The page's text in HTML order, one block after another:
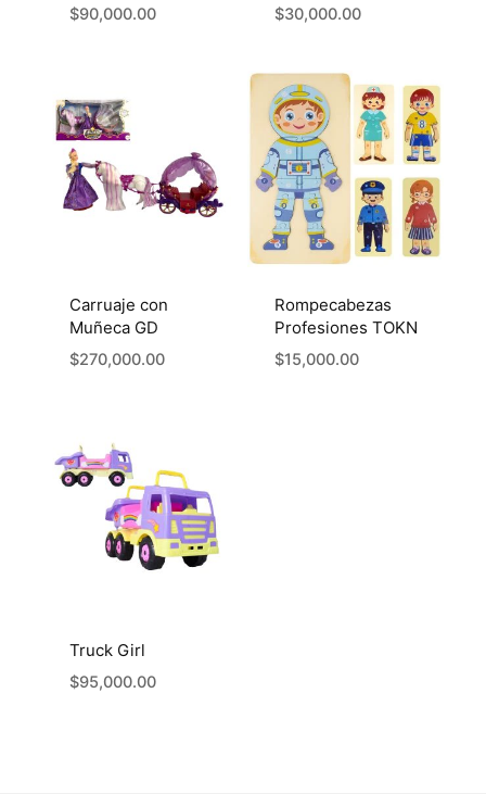
$90,000.00 $30,000.00
Carruaje con
Muñeca GD
$270,000.00
Rompecabezas
Profesiones TOKN
$15,000.00
Truck Girl
$95,000.00